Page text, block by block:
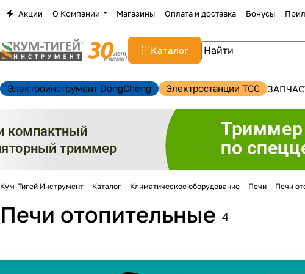
Акции О Компании Магазины Оплата и доставка Бонусы
Каталог
Электроинструмент DongCheng Электростанции TCC
Кум-Тигей Инструмент Каталог Климатическое оборудование Печи Печи
Печи отопительные 4